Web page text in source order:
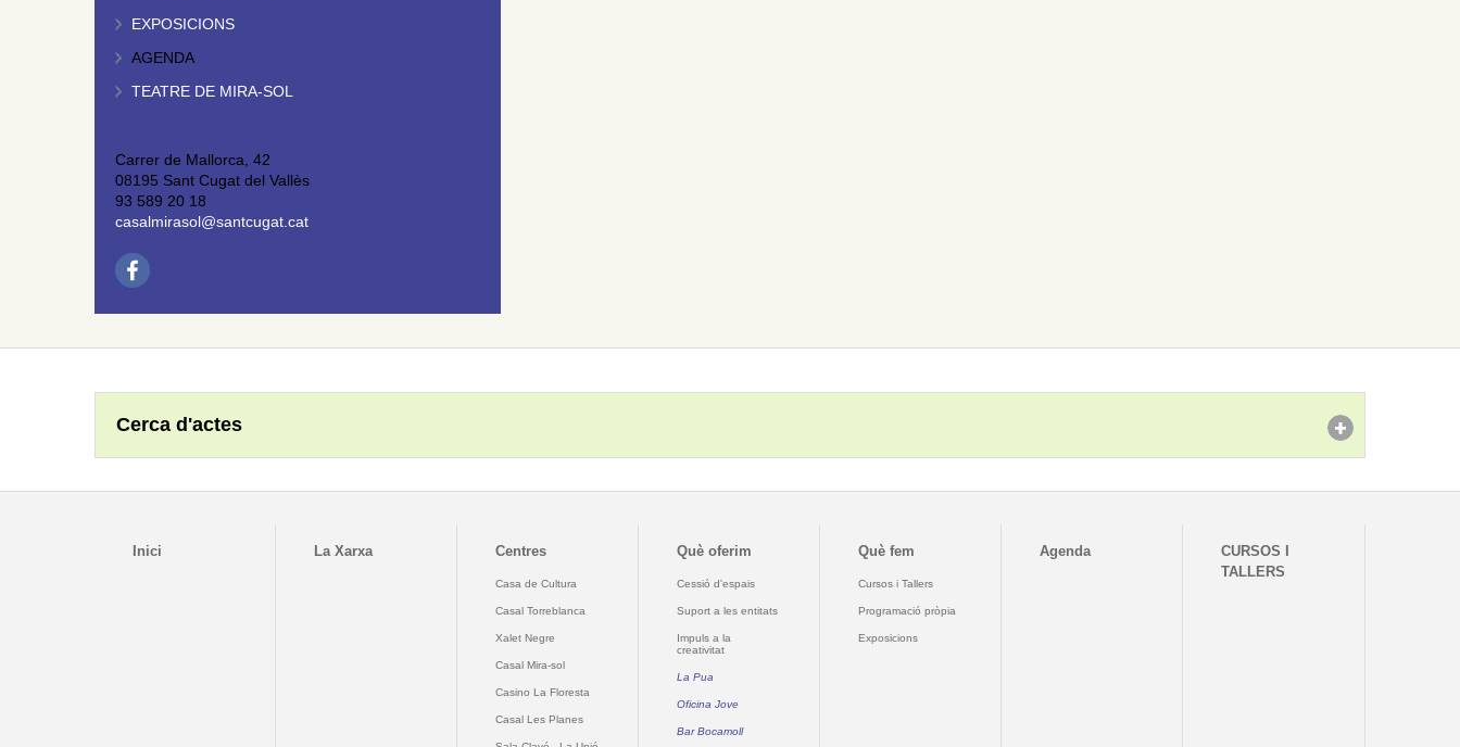
EXPOSICIONS
AGENDA
TEATRE DE MIRA-SOL
Carrer de Mallorca, 42
08195 Sant Cugat del Vallès
93 589 20 18
casalmirasol@santcugat.cat
Cerca d'actes
Inici La Xarxa Centres
Casa de Cultura
Casal Torreblanca
Xalet Negre
Casal Mira-sol
Casino La Floresta
Casal Les Planes
Què oferim
Cessió d'espais
Suport a les entitats
Impuls a la
creativitat
La Pua
Oficina Jove
Bar Bocamoll
Què fem
Cursos i Tallers
Programació pròpia
Exposicions
Agenda
CURSOS I
TALLERS